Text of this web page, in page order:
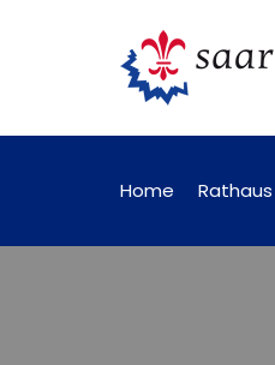
online abrufbar
Home Rathaus